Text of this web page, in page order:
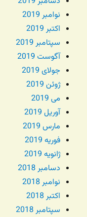
نوامبر 2019
اکتبر 2019
سپتامبر 2019
آگوست 2019
جولای 2019
ژوئن 2019
می 2019
آوریل 2019
مارس 2019
فوریه 2019
ژانویه 2019
دسامبر 2018
نوامبر 2018
اکتبر 2018
سپتامبر 2018